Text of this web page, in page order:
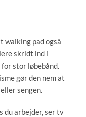
walking pad også
skridt ind i
stor løbebånd.
gør den nem at
sengen.
du arbejder, ser tv